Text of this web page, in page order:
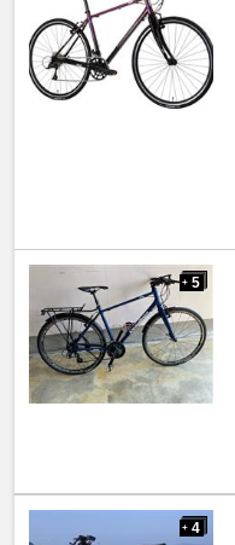
+ 5
+ 4